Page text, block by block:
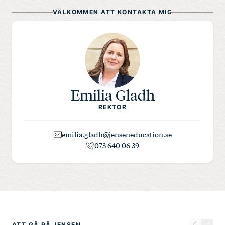
VÄLKOMMEN ATT KONTAKTA MIG
Emilia Gladh
REKTOR
emilia.gladh@jenseneducation.se
073 640 06 39